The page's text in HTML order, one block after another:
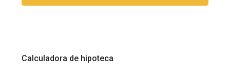
Calculadora de hipoteca